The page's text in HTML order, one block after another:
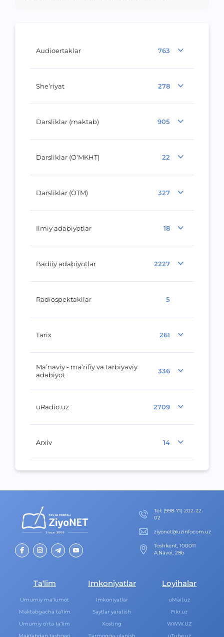
Audioertaklar 763
She’riyat 278
Darsliklar (maktab) 905
Darsliklar (O‘MKHT) 22
Darsliklar (OTM) 327
Ilmiy adabiyotlar 18
Badiiy adabiyotlar 2227
Radiospektakllar 5
Tarix 261
Ma’naviy - ma’rifiy va tarbiyaviy
adabiyot
336
uRadio.uz 2709
Arxiv 14
Теl: (998-71) 202-22-
02
ziyonet@uzinfocom.uz
Toshkent, 100011
A.Navoi, 28b
Ta‘lim
Umumiy ma‘lumot
Maktabgacha ta‘lim
Umumiy o‘rta ta‘lim
Maktabdan tashqari
Imkoniyatlar
Imkoniyatlar
Saytlar yaratish
Xosting
Tarmoqqa ulanish
Loyihalar
uMail.uz
Fikr.uz
WWW.UZ
uTube.uz